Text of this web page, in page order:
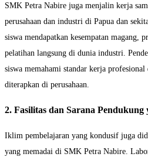
SMK Petra Nabire juga menjalin kerja
perusahaan dan industri di Papua dan
siswa mendapatkan kesempatan magang,
pelatihan langsung di dunia industri.
siswa memahami standar kerja
diterapkan di perusahaan.
2. Fasilitas dan Sarana Pendukung
Iklim pembelajaran yang kondusif juga
yang memadai di SMK Petra Nabire.